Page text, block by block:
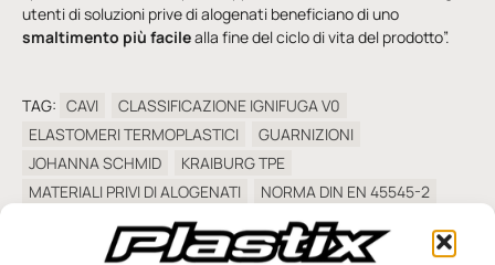
utenti di soluzioni prive di alogenati beneficiano di uno
smaltimento più facilealla fine del ciclo di vita del prodotto”.
TAG: CAVI
CLASSIFICAZIONE IGNIFUGA V0
ELASTOMERI TERMOPLASTICI
GUARNIZIONI
JOHANNA SCHMID
KRAIBURG TPE
MATERIALI PRIVI DI ALOGENATI
NORMA DIN EN 45545-2
PROTEZIONE ANTINCENDIO
RESISTENZA ALLA FIAMMA
RESISTENZA ALLO STRAPPO